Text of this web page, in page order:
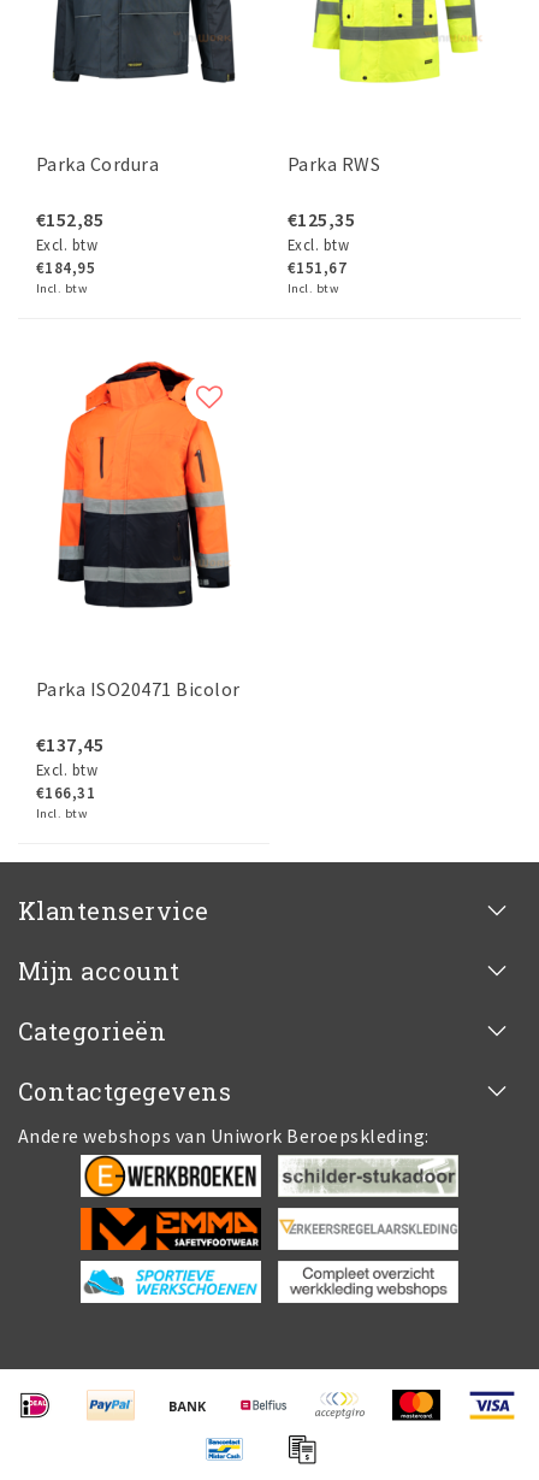
Parka Cordura
€152,85
Excl. btw
€184,95
Incl. btw
Parka RWS
€125,35
Excl. btw
€151,67
Incl. btw
Parka ISO20471 Bicolor
€137,45
Excl. btw
€166,31
Incl. btw
Klantenservice
Mijn account
Categorieën
Contactgegevens
Andere webshops van Uniwork Beroepskleding: